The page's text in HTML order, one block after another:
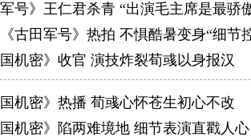
号》王仁君杀青 “出演毛主席是最骄
古田军号》热拍 不惧酷暑变身“细节
机密》收官 演技炸裂荀彧以身报汉
机密》热播 荀彧心怀苍生初心不改
机密》陷两难境地 细节表演直戳人心